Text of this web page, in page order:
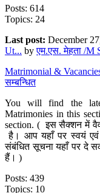
Posts: 614
Topics: 24
Last post: December
Ut... byएम.एस. मेहता /M
Matrimonial &
सम्बन्धित
You will find the
Matrimonies in this
section. ( इस सैक्शन में
है। आप यहाँ पर स्वयं एवं
संबंधित सूचना यहाँ पर दे
हैं। )
Posts: 439
Topics: 10